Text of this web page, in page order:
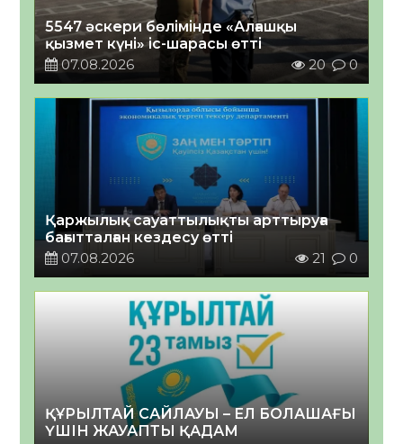
5547 әскери бөлімінде «Алғашқы
қызмет күні» іс-шарасы өтті
07.08.2026
20 0
Қаржылық сауаттылықты арттыруға
бағытталған кездесу өтті
07.08.2026
21 0
ҚҰРЫЛТАЙ САЙЛАУЫ – ЕЛ БОЛАШАҒЫ
ҮШІН ЖАУАПТЫ ҚАДАМ